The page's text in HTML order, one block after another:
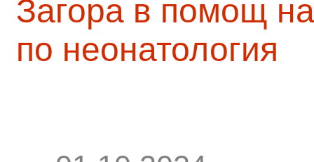
Загора в помощ
по неонатология